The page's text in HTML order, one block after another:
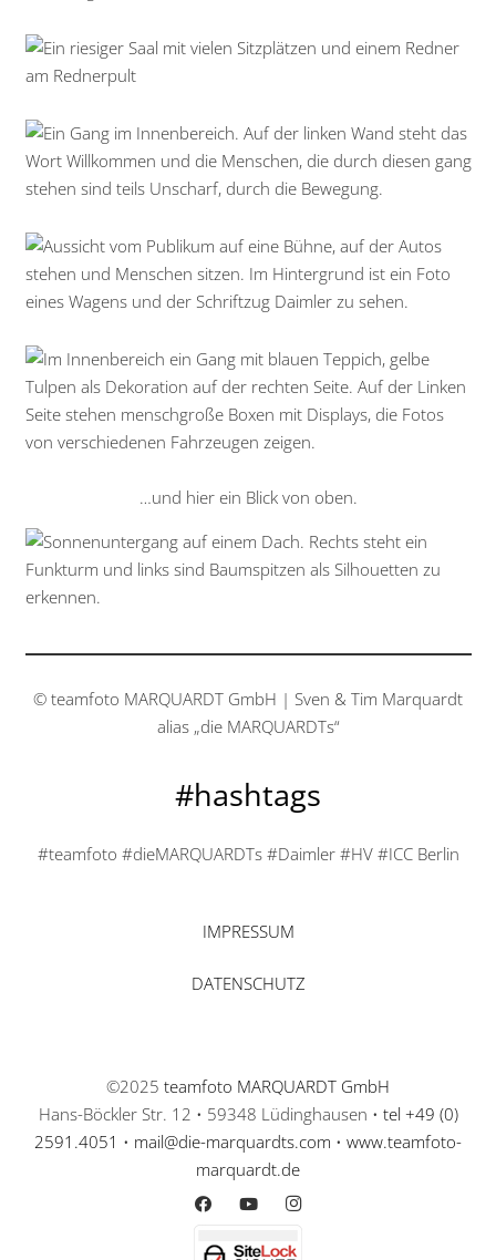
…und hier ein Blick von oben.
© teamfoto MARQUARDT GmbH | Sven & Tim Marquardt
alias „die MARQUARDTs“
#hashtags
#teamfoto #dieMARQUARDTs #Daimler #HV #ICC Berlin
IMPRESSUM
DATENSCHUTZ
©2025 teamfoto MARQUARDT GmbH
Hans-Böckler Str. 12 • 59348 Lüdinghausen • tel +49 (0)
2591.4051 • mail@die-marquardts.com • www.teamfoto-
marquardt.de